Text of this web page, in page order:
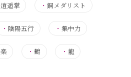
逍遥掌 ・銅メダリスト
・ 陰陽五行 ・ 集中力
・鶴 ・ 龍